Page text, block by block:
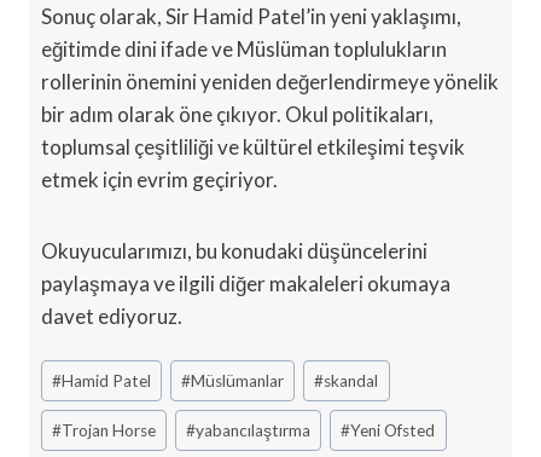
Sonuç olarak, Sir Hamid Patel’in yeni yaklaşımı,
eğitimde dini ifade ve Müslüman toplulukların
rollerinin önemini yeniden değerlendirmeye yönelik
bir adım olarak öne çıkıyor. Okul politikaları,
toplumsal çeşitliliği ve kültürel etkileşimi teşvik
etmek için evrim geçiriyor.
Okuyucularımızı, bu konudaki düşüncelerini
paylaşmaya ve ilgili diğer makaleleri okumaya
davet ediyoruz.
Post
Tags:
#Hamid Patel #Müslümanlar #skandal
#Trojan Horse #yabancılaştırma #Yeni Ofsted